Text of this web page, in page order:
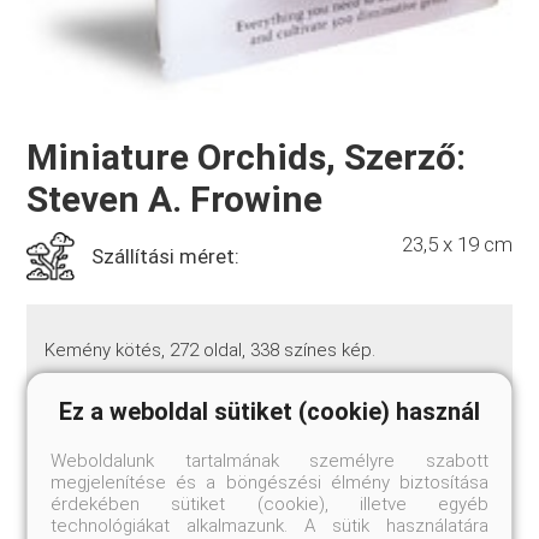
Miniature Orchids, Szerző:
Steven A. Frowine
Szállítási méret: 23,5 x 19 cm
Kemény kötés, 272 oldal, 338 színes kép.
In the enormous orchid family, the beauties classified
orchids, which range from under an inch or two in
height to a maximum of 12 inches, can pack just as
much flower power as their larger relatives, yet their
compact size allows them to fit easily on a windowsill
Ez a weboldal sütiket (cookie) használ
Weboldalunk tartalmának személyre szabott
megjelenítése és a böngészési élmény biztosítása
érdekében sütiket (cookie), illetve egyéb
technológiákat alkalmazunk. A sütik használatára